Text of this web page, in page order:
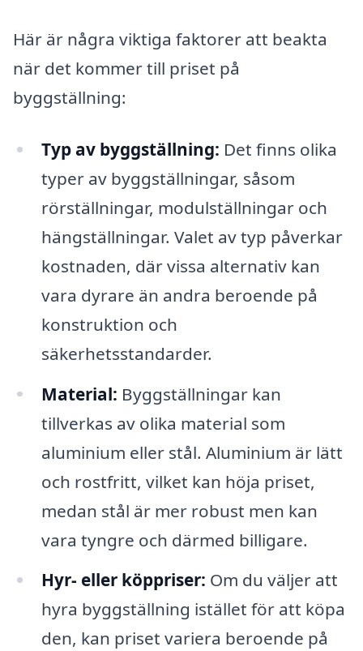
Här är några viktiga faktorer att beakta
när det kommer till priset på
byggställning:
Typ av byggställning: Det finns olika
typer av byggställningar, såsom
rörställningar, modulställningar och
hängställningar. Valet av typ påverkar
kostnaden, där vissa alternativ kan
vara dyrare än andra beroende på
konstruktion och
säkerhetsstandarder.
Material: Byggställningar kan
tillverkas av olika material som
aluminium eller stål. Aluminium är lätt
och rostfritt, vilket kan höja priset,
medan stål är mer robust men kan
vara tyngre och därmed billigare.
Hyr- eller köppriser: Om du väljer att
hyra byggställning istället för att köpa
den, kan priset variera beroende på